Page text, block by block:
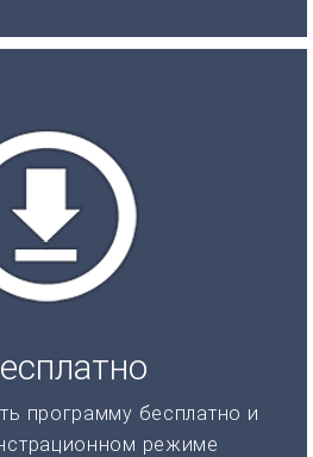
программу бесплатно и
режиме